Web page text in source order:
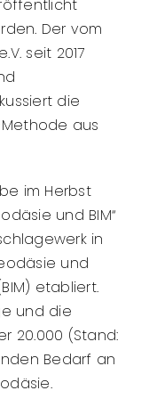
Der vom
seit 2017
die
aus
im Herbst
und BIM“
in
und
etabliert.
und die
20.000 (Stand:
Bedarf an